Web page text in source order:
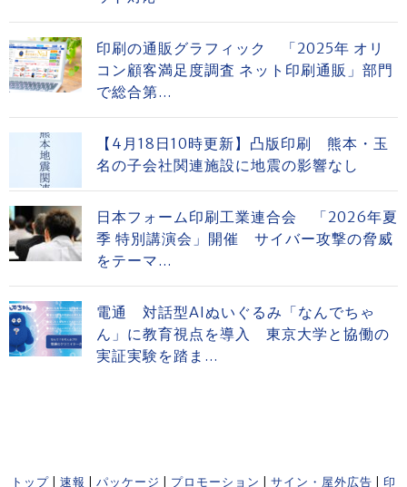
印刷の通販グラフィック 「2025年 オリ
コン顧客満足度調査 ネット印刷通販」部門
で総合第...
【4月18日10時更新】凸版印刷 熊本・玉
名の子会社関連施設に地震の影響なし
日本フォーム印刷工業連合会 「2026年夏
季 特別講演会」開催 サイバー攻撃の脅威
をテーマ...
電通 対話型AIぬいぐるみ「なんでちゃ
ん」に教育視点を導入 東京大学と協働の
実証実験を踏ま...
トップ 速報 パッケージ プロモーション サイン・屋外広告 印